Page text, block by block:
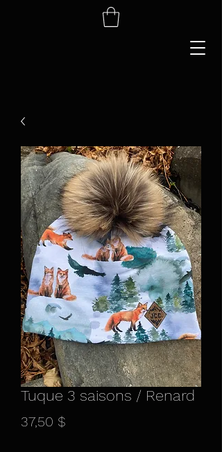
Tuque 3 saisons / Renard
37,50 $